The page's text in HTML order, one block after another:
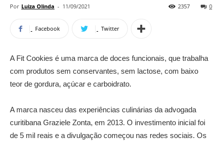
Por Luiza Olinda - 11/09/2021 0
2357
Facebook Twitter
A Fit Cookies é uma marca de doces funcionais, que trabalha
com produtos sem conservantes, sem lactose, com baixo
teor de gordura, açúcar e carboidrato.
A marca nasceu das experiências culinárias da advogada
curitibana Graziele Zonta, em 2013. O investimento inicial foi
de 5 mil reais e a divulgação começou nas redes sociais. Os